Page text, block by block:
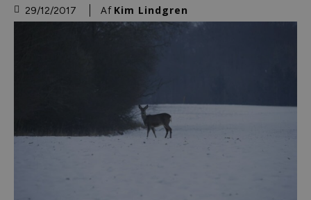
29/12/2017 Af Kim Lindgren